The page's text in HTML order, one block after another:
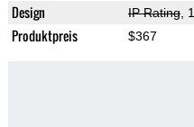
Design IP Rating,
Produktpreis $367